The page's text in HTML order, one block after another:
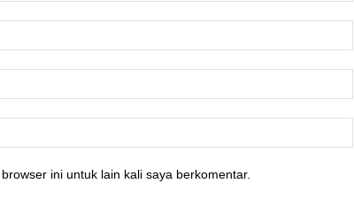
ini untuk lain kali saya berkomentar.